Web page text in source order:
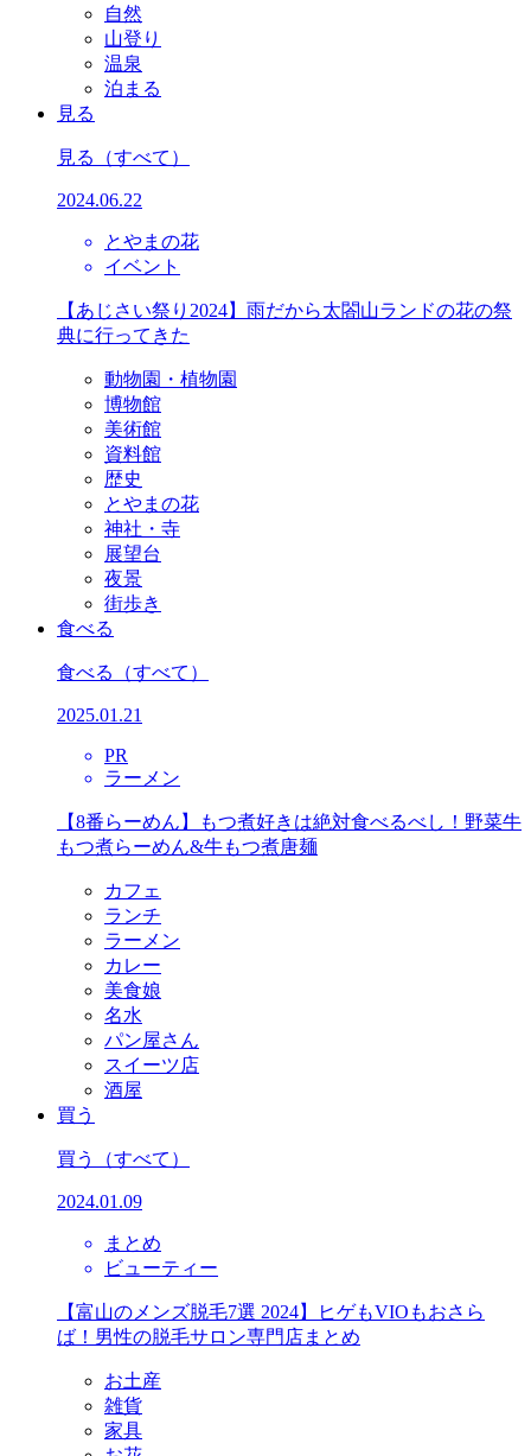
自然
山登り
温泉
泊まる
見る
見る （すべて）
2024.06.22
とやまの花
イベント
【あじさい祭り2024】雨だから太閤山ランドの花の祭
典に行ってきた
動物園・植物園
博物館
美術館
資料館
歴史
とやまの花
神社・寺
展望台
夜景
街歩き
食べる
食べる （すべて）
2025.01.21
PR
ラーメン
【8番らーめん】もつ煮好きは絶対食べるべし！野菜牛
もつ煮らーめん&牛もつ煮唐麺
カフェ
ランチ
ラーメン
カレー
美食娘
名水
パン屋さん
スイーツ店
酒屋
買う
買う （すべて）
2024.01.09
まとめ
ビューティー
【富山のメンズ脱毛7選 2024】ヒゲもVIOもおさら
ば！男性の脱毛サロン専門店まとめ
お土産
雑貨
家具